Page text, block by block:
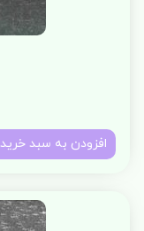
افزودن به سبد خرید